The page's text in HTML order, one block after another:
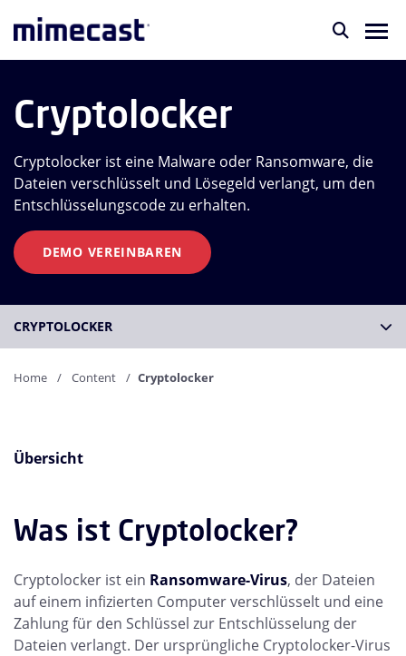
Cryptolocker
Cryptolocker ist eine Malware oder Ransomware, die
Dateien verschlüsselt und Lösegeld verlangt, um den
Entschlüsselungscode zu erhalten.
DEMO VEREINBAREN
CRYPTOLOCKER
Home Content Cryptolocker
Übersicht
Was ist Cryptolocker?
Cryptolocker ist ein Ransomware-Virus, der Dateien
auf einem infizierten Computer verschlüsselt und eine
Zahlung für den Schlüssel zur Entschlüsselung der
Dateien verlangt. Der ursprüngliche Cryptolocker-Virus